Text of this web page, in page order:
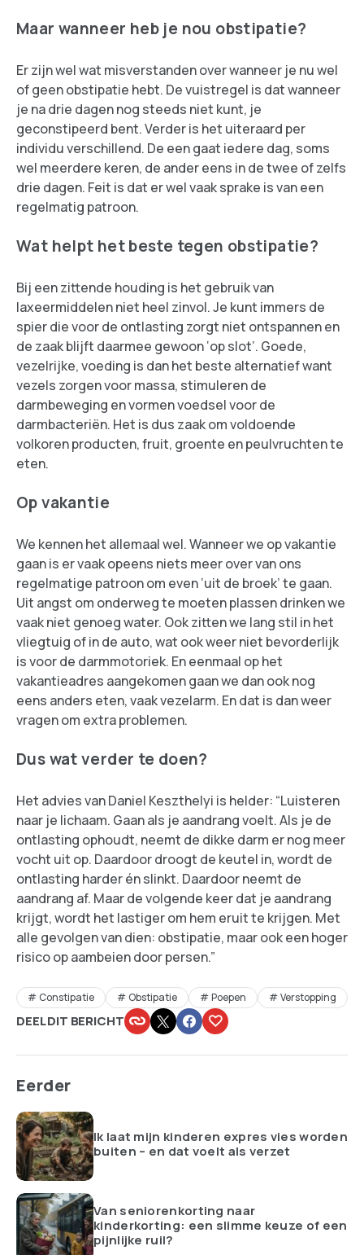
Maar wanneer heb je nou obstipatie?
Er zijn wel wat misverstanden over wanneer je nu wel
of geen obstipatie hebt. De vuistregel is dat wanneer
je na drie dagen nog steeds niet kunt, je
geconstipeerd bent. Verder is het uiteraard per
individu verschillend. De een gaat iedere dag, soms
wel meerdere keren, de ander eens in de twee of zelfs
drie dagen. Feit is dat er wel vaak sprake is van een
regelmatig patroon.
Wat helpt het beste tegen obstipatie?
Bij een zittende houding is het gebruik van
laxeermiddelen niet heel zinvol. Je kunt immers de
spier die voor de ontlasting zorgt niet ontspannen en
de zaak blijft daarmee gewoon ‘op slot’. Goede,
vezelrijke, voeding is dan het beste alternatief want
vezels zorgen voor massa, stimuleren de
darmbeweging en vormen voedsel voor de
darmbacteriën. Het is dus zaak om voldoende
volkoren producten, fruit, groente en peulvruchten te
eten.
Op vakantie
We kennen het allemaal wel. Wanneer we op vakantie
gaan is er vaak opeens niets meer over van ons
regelmatige patroon om even ‘uit de broek’ te gaan.
Uit angst om onderweg te moeten plassen drinken we
vaak niet genoeg water. Ook zitten we lang stil in het
vliegtuig of in de auto, wat ook weer niet bevorderlijk
is voor de darmmotoriek. En eenmaal op het
vakantieadres aangekomen gaan we dan ook nog
eens anders eten, vaak vezelarm. En dat is dan weer
vragen om extra problemen.
Dus wat verder te doen?
Het advies van Daniel Keszthelyi is helder: “Luisteren
naar je lichaam. Gaan als je aandrang voelt. Als je de
ontlasting ophoudt, neemt de dikke darm er nog meer
vocht uit op. Daardoor droogt de keutel in, wordt de
ontlasting harder én slinkt. Daardoor neemt de
aandrang af. Maar de volgende keer dat je aandrang
krijgt, wordt het lastiger om hem eruit te krijgen. Met
alle gevolgen van dien: obstipatie, maar ook een hoger
risico op aambeien door persen.”
Constipatie Obstipatie Poepen Verstopping
DEEL DIT BERICHT
Eerder
Ik laat mijn kinderen expres vies worden
buiten – en dat voelt als verzet
Van seniorenkorting naar
kinderkorting: een slimme keuze of een
pijnlijke ruil?